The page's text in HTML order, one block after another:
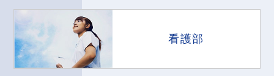
看護部